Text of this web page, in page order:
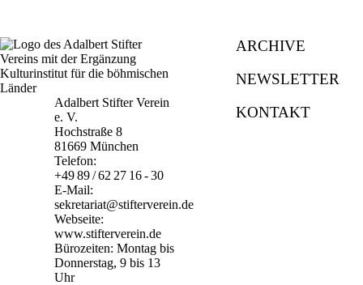
Adalbert Stifter Verein
e. V.
Hochstraße 8
81669 München
Telefon:
+49 89 / 62 27 16 - 30
E-Mail:
sekretariat@stifterverein.de
Webseite:
www.stifterverein.de
Bürozeiten: Montag bis
Donnerstag, 9 bis 13
Uhr
ARCHIVE
NEWSLETTER
KONTAKT